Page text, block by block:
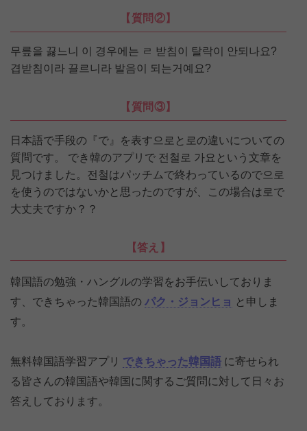
【質問②】
무릎을 끓느니 이 경우에는 ㄹ 받침이 탈락이 안되나요?
겹받침이라 끌르니라 발음이 되는거예요?
【質問③】
日本語で手段の『で』を表す으로と로の違いについての
質問です。 でき韓のアプリで 전철로 가요という文章を
見つけました。전철はパッチムで終わっているので으로
を使うのではないかと思ったのですが、この場合は로で
大丈夫ですか？？
【答え】
韓国語の勉強・ハングルの学習をお手伝いしておりま
す、できちゃった韓国語の パク・ジョンヒョ と申しま
す。
無料韓国語学習アプリ できちゃった韓国語 に寄せられ
る皆さんの韓国語や韓国に関するご質問に対して日々お
答えしております。